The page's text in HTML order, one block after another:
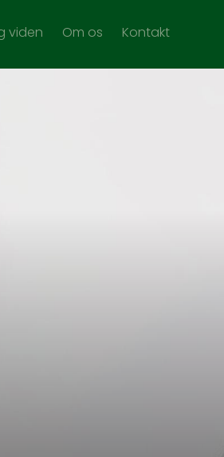
viden Om os Kontakt